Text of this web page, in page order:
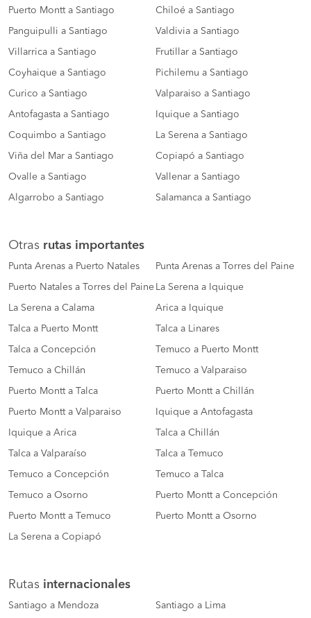
Puerto Montt a Santiago Chiloé a Santiago
Panguipulli a Santiago Valdivia a Santiago
Villarrica a Santiago Frutillar a Santiago
Coyhaique a Santiago Pichilemu a Santiago
Curico a Santiago Valparaiso a Santiago
Antofagasta a Santiago Iquique a Santiago
Coquimbo a Santiago La Serena a Santiago
Viña del Mar a Santiago Copiapó a Santiago
Ovalle a Santiago Vallenar a Santiago
Algarrobo a Santiago Salamanca a Santiago
Otras rutas importantes
Punta Arenas a Puerto Natales Punta Arenas a Torres del Paine
Puerto Natales a Torres del Paine La Serena a Iquique
La Serena a Calama Arica a Iquique
Talca a Puerto Montt Talca a Linares
Talca a Concepción Temuco a Puerto Montt
Temuco a Chillán Temuco a Valparaiso
Puerto Montt a Talca Puerto Montt a Chillán
Puerto Montt a Valparaiso Iquique a Antofagasta
Iquique a Arica Talca a Chillán
Talca a Valparaíso Talca a Temuco
Temuco a Concepción Temuco a Talca
Temuco a Osorno Puerto Montt a Concepción
Puerto Montt a Temuco Puerto Montt a Osorno
La Serena a Copiapó
Rutas internacionales
Santiago a Mendoza Santiago a Lima